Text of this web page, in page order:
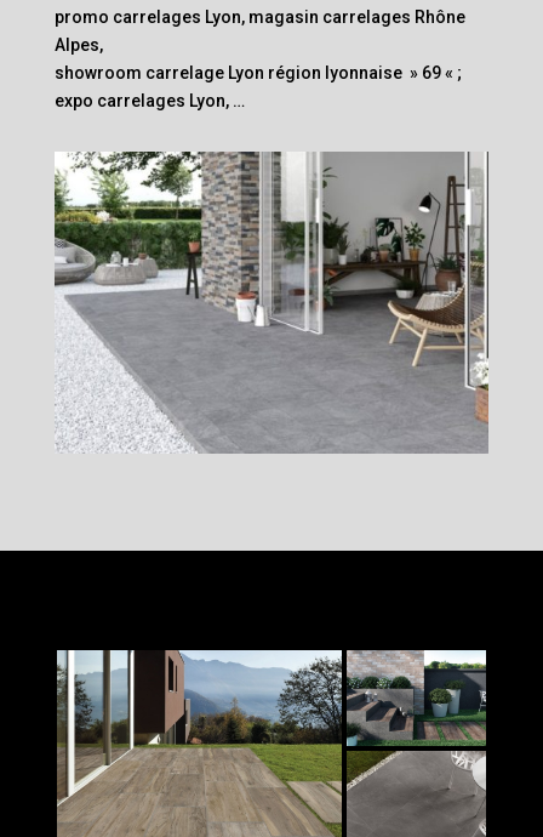
promo carrelages Lyon, magasin carrelages Rhône
Alpes,
showroom carrelage Lyon région lyonnaise » 69 « ;
expo carrelages Lyon, …